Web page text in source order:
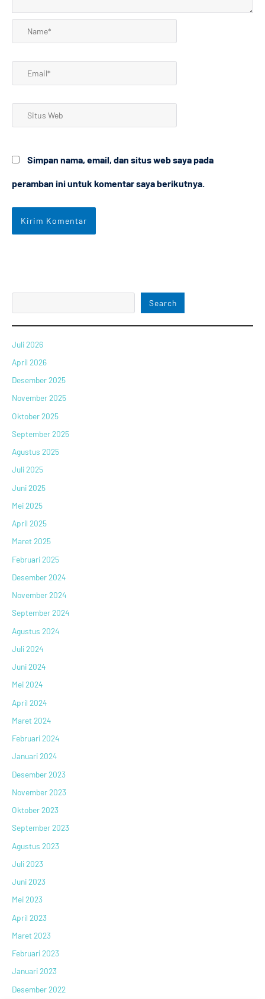
Name*
Email*
Situs
Simpan nama, email, dan situs web saya pada
peramban ini untuk komentar saya berikutnya.
Search
Juli 2026
April 2026
Desember 2025
November 2025
Oktober 2025
September 2025
Agustus 2025
Juli 2025
Juni 2025
Mei 2025
April 2025
Maret 2025
Februari 2025
Desember 2024
November 2024
September 2024
Agustus 2024
Juli 2024
Juni 2024
Mei 2024
April 2024
Maret 2024
Februari 2024
Januari 2024
Desember 2023
November 2023
Oktober 2023
September 2023
Agustus 2023
Juli 2023
Juni 2023
Mei 2023
April 2023
Maret 2023
Februari 2023
Januari 2023
Desember 2022